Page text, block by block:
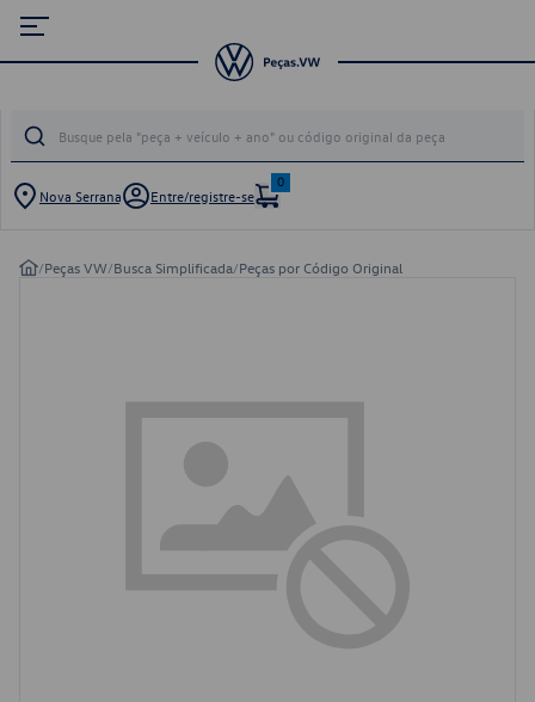
Nova Serrana Entre/registre-se
0
/Peças VW/Busca Simplificada/Peças por Código Original